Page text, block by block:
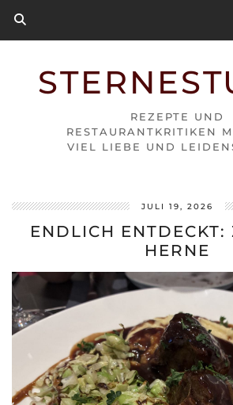
REZEPTE UND
RESTAURANTKRITIKEN
VIEL LIEBE UND
JULI 19, 2026
ENDLICH ENTDECKT:
HERNE